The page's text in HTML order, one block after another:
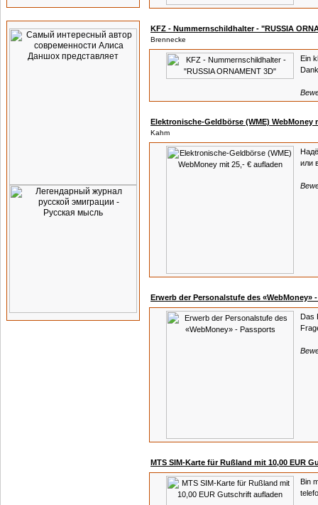
KFZ - Nummernschildhalter - "RUSSIA
Brennecke
Ein
Dank
Elektronische-Geldbörse (WME) WebMoney
Kahm
или
Erwerb der Personalstufe des «WebMoney»
Das
MTS SIM-Karte für Rußland mit 10,00 EUR
Bin